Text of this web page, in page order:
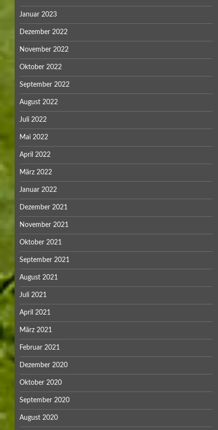
Januar 2023
Dezember 2022
November 2022
Oktober 2022
September 2022
August 2022
Juli 2022
Mai 2022
April 2022
März 2022
Januar 2022
Dezember 2021
November 2021
Oktober 2021
September 2021
August 2021
Juli 2021
April 2021
März 2021
Februar 2021
Dezember 2020
Oktober 2020
September 2020
August 2020